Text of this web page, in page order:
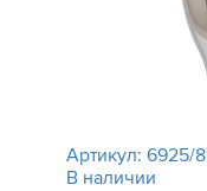
Артикул: 6925/8
В наличии